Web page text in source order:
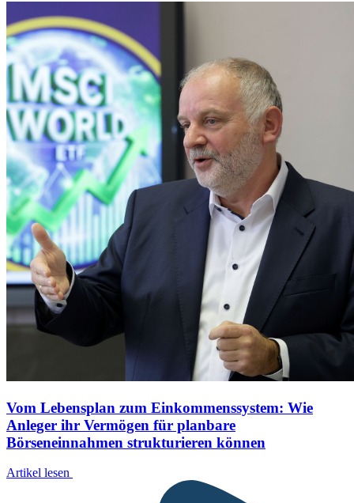
Vom Lebensplan zum Einkommenssystem: Wie
Anleger ihr Vermögen für planbare
Börseneinnahmen strukturieren können
Artikel lesen